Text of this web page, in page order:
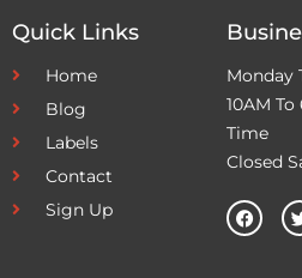
Quick Links
Home
Blog
Labels
Contact
Sign Up
Monday
10AM
Time
Closed